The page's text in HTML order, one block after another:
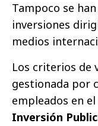
Tampoco se
inversiones
medios
Los criterios de
gestionada por
empleados en
Inversión